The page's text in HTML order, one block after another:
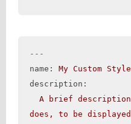
---
name:
My Custom
Style
description:
A
brief description
does,
to be displayed